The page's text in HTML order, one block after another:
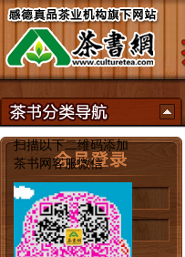
用户名
密 码
扫描以下二维码添加
茶书网客服微信